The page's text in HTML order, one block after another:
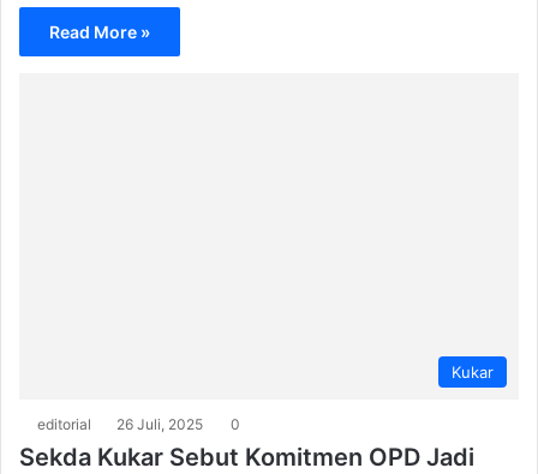
Read More »
Kukar
editorial 26 Juli, 2025 0
Sekda Kukar Sebut Komitmen OPD Jadi